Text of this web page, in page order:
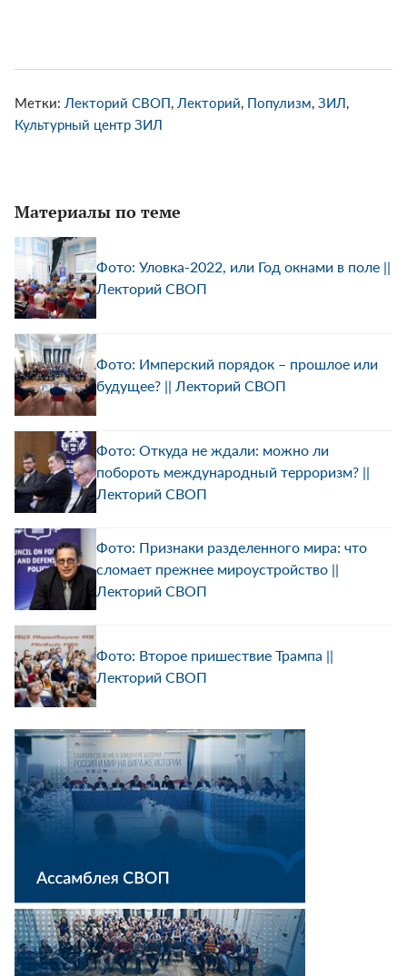
Метки: Лекторий СВОП, Лекторий, Популизм, ЗИЛ,
Культурный центр ЗИЛ
Материалы по теме
Фото: Уловка-2022, или Год окнами в поле ||
Лекторий СВОП
Фото: Имперский порядок – прошлое или
будущее? || Лекторий СВОП
Фото: Откуда не ждали: можно ли
побороть международный терроризм? ||
Лекторий СВОП
Фото: Признаки разделенного мира: что
сломает прежнее мироустройство ||
Лекторий СВОП
Фото: Второе пришествие Трампа ||
Лекторий СВОП